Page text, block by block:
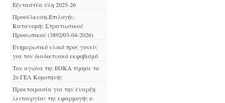
Εξεταστέα ύλη 2025-26
Προσέλκυση-Επιλογής-
Κατανομής Στρατιωτικού
Προσωπικού (3892/03-04-2026)
Ενημερωτικό υλικό προς γονείς
για τον διαδικτυακό εκφοβισμό
Τον αγώνα της ΕΟΚΑ τίμησε το
2ο ΓΕΛ Κομοτηνής
Προετοιμασία για την έναρξη
λειτουργίας της εφαρμογής e-